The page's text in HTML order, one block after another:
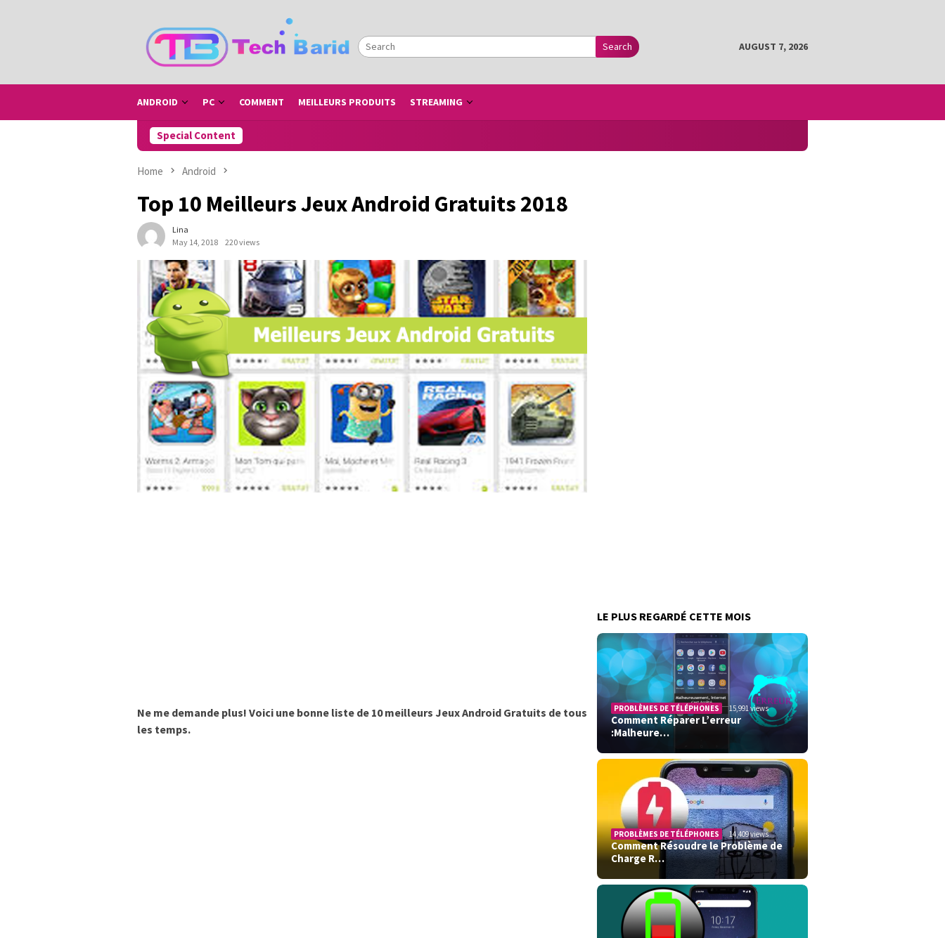
Search
AUGUST 7, 2026
ANDROID PC COMMENT MEILLEURS PRODUITS STREAMING
Special Content
Home Android
Top 10 Meilleurs Jeux Android Gratuits 2018
Lina
May 14, 2018
220 views
Ne me demande plus! Voici une bonne liste de 10 meilleurs Jeux Android Gratuits de tous
les temps.
LE PLUS REGARDÉ CETTE MOIS
PROBLÈMES DE TÉLÉPHONES 15,991 views
Comment Réparer L’erreur
:Malheure…
PROBLÈMES DE TÉLÉPHONES 14,409 views
Comment Résoudre le Problème de
Charge R…